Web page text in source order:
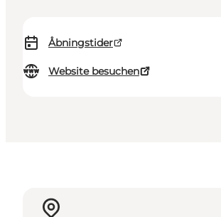
Åbningstider
Website besuchen